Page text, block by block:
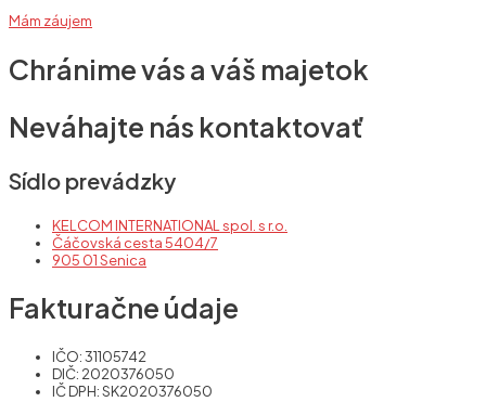
Mám záujem
Chránime vás a váš majetok
Neváhajte nás kontaktovať
Sídlo prevádzky
KELCOM INTERNATIONAL spol. s r.o.
Čáčovská cesta 5404/7
905 01 Senica
Fakturačne údaje
IČO: 31105742
DIČ: 2020376050
IČ DPH: SK2020376050